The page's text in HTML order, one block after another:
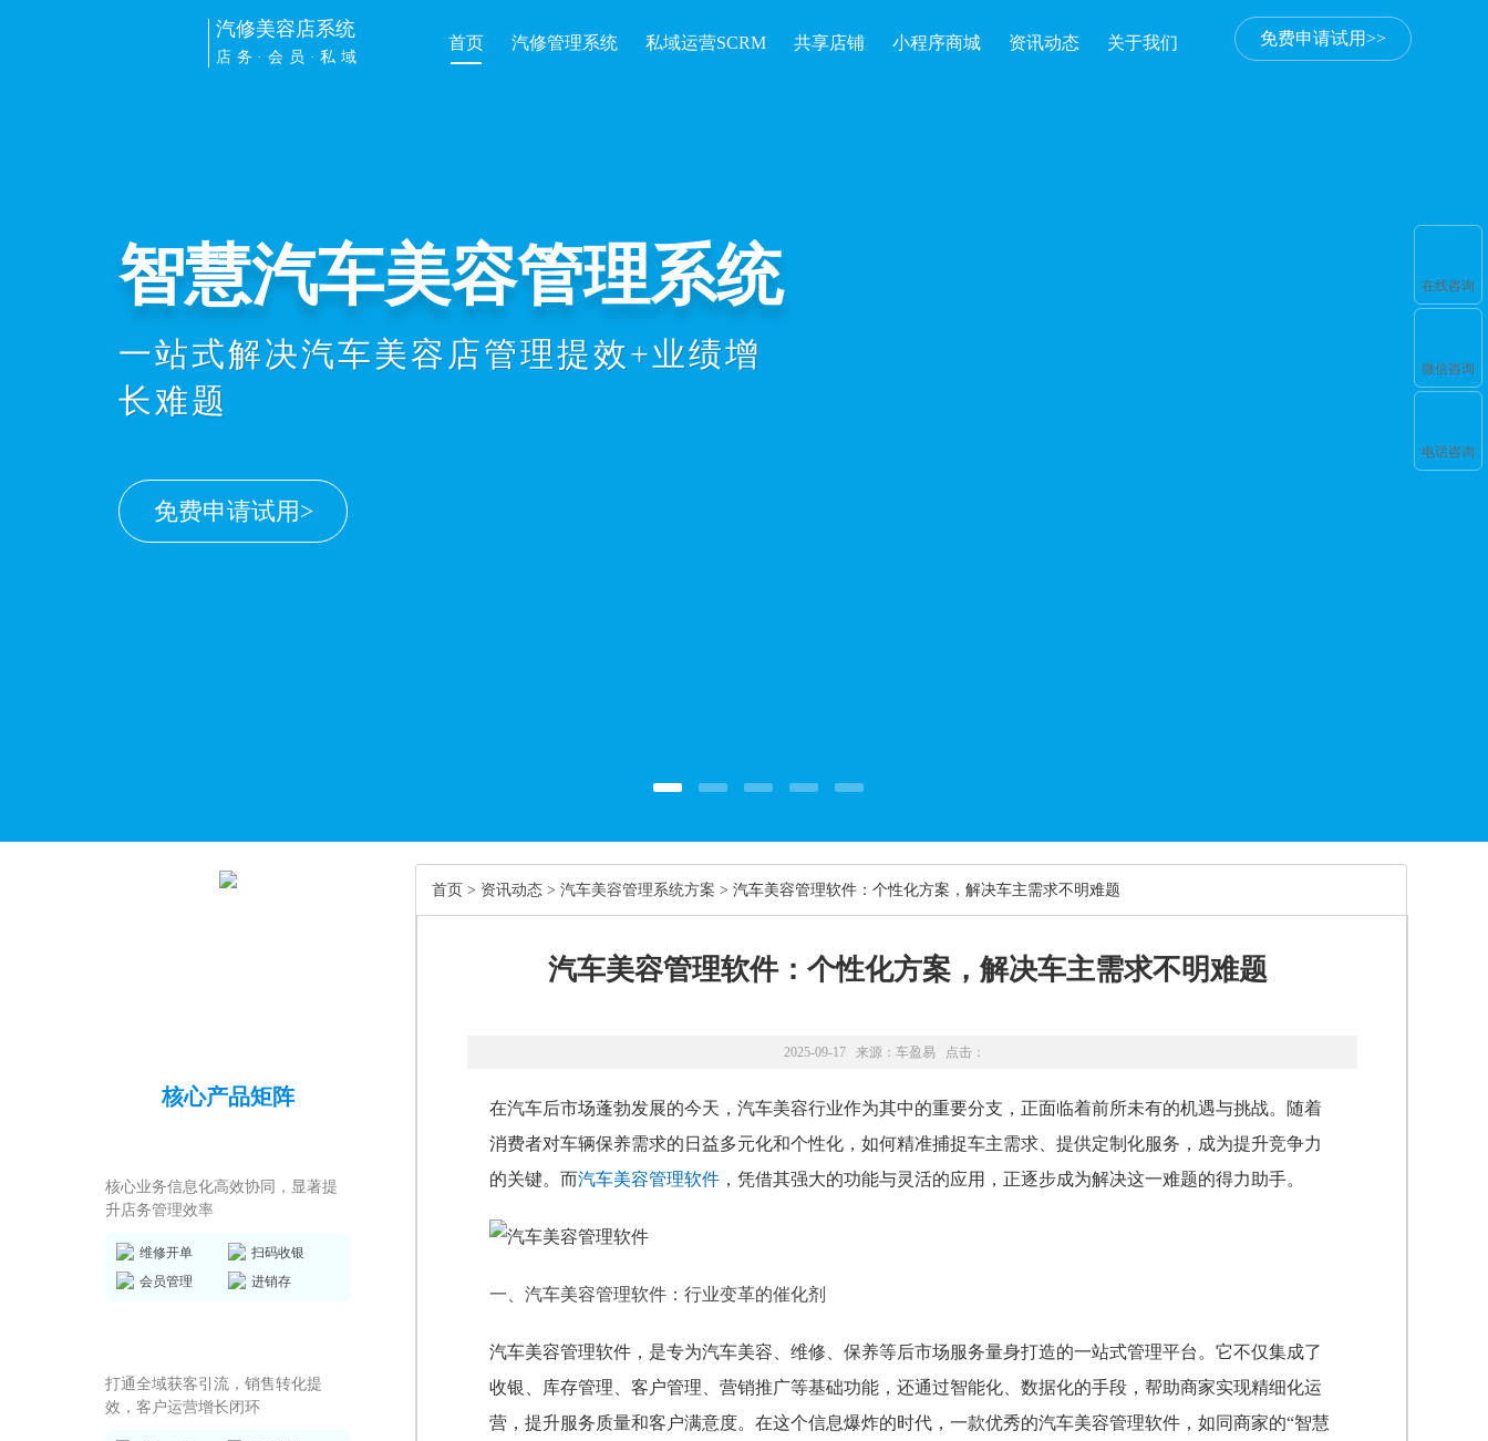
免费申请试用>>
汽修美容店系统
店务·会员·私域
首页 汽修管理系统 私域运营SCRM 共享店铺 小程序商城 资讯动态 关于我们
管理提效
手机扫车牌接车、维修开单收银、会
员办卡消费、业绩提成统计等数智化
协同，显著提升店务管理效率
核心产品矩阵
核心业务信息化高效协同，显著提
升店务管理效率
维修开单
扫码收银
会员管理
进销存
打通全域获客引流，销售转化提
效，客户运营增长闭环
首页 > 资讯动态 > 汽车美容管理系统方案 > 汽车美容管理软件：个性化方案，解决车主需求不明难题
汽车美容管理软件：个性化方案，解决车主需求不明难题
2025-09-17 来源： 车盈易 点击：
在汽车后市场蓬勃发展的今天，汽车美容行业作为其中的重要分支，正面临着前所未有的机遇与挑战。随着
消费者对车辆保养需求的日益多元化和个性化，如何精准捕捉车主需求、提供定制化服务，成为提升竞争力
的关键。而汽车美容管理软件，凭借其强大的功能与灵活的应用，正逐步成为解决这一难题的得力助手。
一、汽车美容管理软件：行业变革的催化剂
汽车美容管理软件，是专为汽车美容、维修、保养等后市场服务量身打造的一站式管理平台。它不仅集成了
收银、库存管理、客户管理、营销推广等基础功能，还通过智能化、数据化的手段，帮助商家实现精细化运
营，提升服务质量和客户满意度。在这个信息爆炸的时代，一款优秀的汽车美容管理软件，如同商家的“智慧
在线咨询
微信咨询
电话咨询